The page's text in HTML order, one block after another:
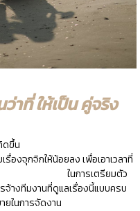
าที่ ให้เป็น คู่จริง
าห์ที่กำลังจะเกิดขึ้น
ให้น้อยลง เพื่อเอาเวลาที่
ณรัก ในการเตรียมตัว
จ้างทีมงานที่ดูแลเรื่องนี้แบบครบ
ยในการจัดงาน